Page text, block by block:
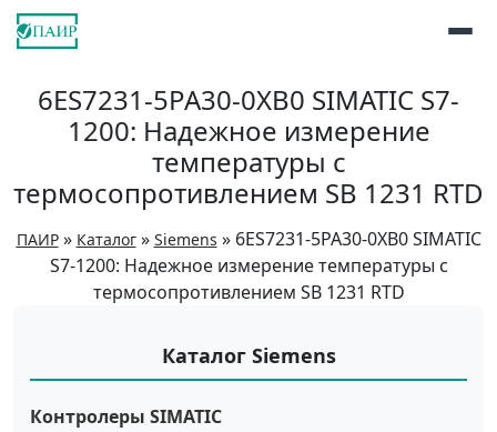
6ES7231-5PA30-0XB0 SIMATIC S7-
1200: Надежное измерение
температуры с
термосопротивлением SB 1231 RTD
ПАИР» Каталог» Siemens » 6ES7231-5PA30-0XB0 SIMATIC
S7-1200: Надежное измерение температуры с
термосопротивлением SB 1231 RTD
Каталог Siemens
Контролеры SIMATIC